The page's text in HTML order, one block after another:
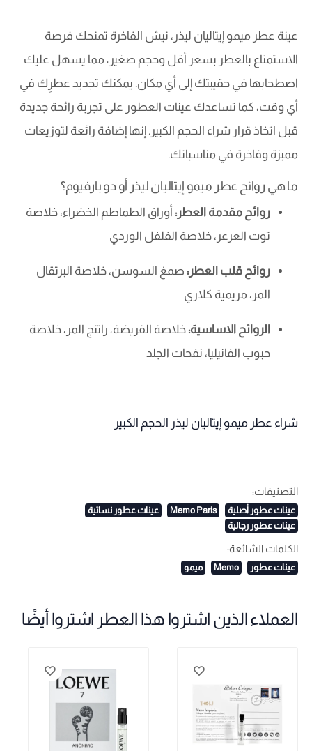
عينة عطر ميمو إيتاليان ليذر، نيش الفاخرة تمنحك فرصة
الاستمتاع بالعطر بسعر أقل وحجم صغير، مما يسهل عليك
اصطحابها في حقيبتك إلى أي مكان. يمكنك تجديد عطرِك في
أي وقت، كما تساعدك عينات العطور على تجربة رائحة جديدة
قبل اتخاذ قرار شراء الحجم الكبير. إنها إضافة رائعة لتوزيعات
مميزة وفاخرة في مناسباتك.
ما هي روائح عطر ميمو إيتاليان ليذر أو دو بارفيوم؟
روائح مقدمة العطر: أوراق الطماطم الخضراء، خلاصة
توت العرعر، خلاصة الفلفل الوردي
روائح قلب العطر: صمغ السوسن، خلاصة البرتقال
المر، مريمية كلاري
الروائح الاساسية: خلاصة القريضة، راتنج المر، خلاصة
حبوب الفانيليا، نفحات الجلد
شراء عطر ميمو إيتاليان ليذر الحجم الكبير
التصنيفات:
عينات عطور أصلية Memo Paris
عينات عطور نسائية
عينات عطور رجالية
الكلمات الشائعة:
عينات عطور Memo ميمو
العملاء الذين اشتروا هذا العطر اشتروا أيضًا